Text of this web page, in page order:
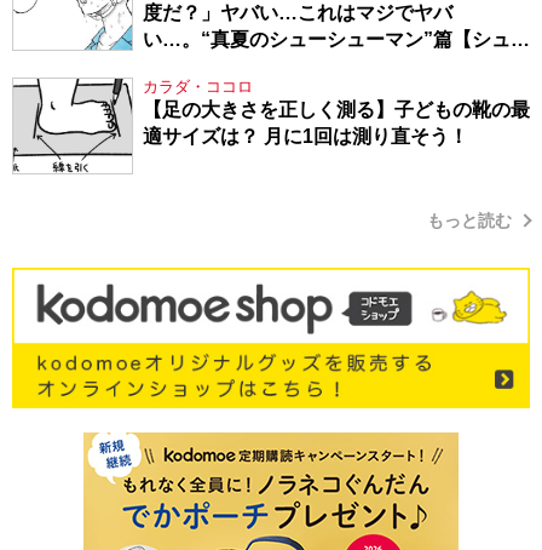
度だ？」ヤバい…これはマジでヤバ
い…。“真夏のシューシューマン”篇【シュー
カラダ・ココロ
【足の大きさを正しく測る】子どもの靴の最
適サイズは？ 月に1回は測り直そう！
もっと読む